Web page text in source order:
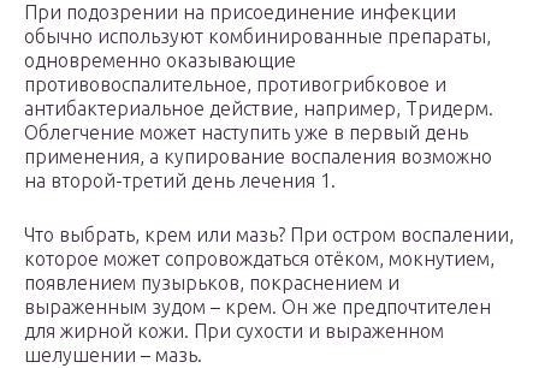
При подозрении на присоединение инфекции
обычно используют комбинированные препараты,
одновременно оказывающие
противовоспалительное, противогрибковое и
антибактериальное действие, например, Тридерм.
Облегчение может наступить уже в первый день
применения, а купирование воспаления возможно
на второй-третий день лечения 1.
Что выбрать, крем или мазь? При остром воспалении,
которое может сопровождаться отёком, мокнутием,
появлением пузырьков, покраснением и
выраженным зудом – крем. Он же предпочтителен
для жирной кожи. При сухости и выраженном
шелушении – мазь.